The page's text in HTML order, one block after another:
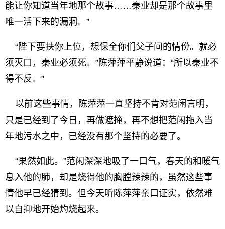
能让你知道当年地那个故事……秦业却是那个故事里
唯一活下来的漏洞。”
“陛下要扶你上位，想保全你们父子间的情份。就必
须灭口，秦业必须死。”陈萍萍平静说道：“所以秦业不
得不反。”
以前这些事情，陈萍萍一直坚持不肯对范闲言明，
只是已经到了今日，再做遮掩，再不想把范闲拖入当
年地污水之中，已经没有那个坚持的必要了。
“果然如此。”范闲深深地吸了一口气，春天的和暖气
息入他的肺，却是烧得他的胸膛辣辣的，虽然这些事
情他早已经猜到。但今天听陈萍萍亲口证实，依然难
以自抑地开始灼烧起来。